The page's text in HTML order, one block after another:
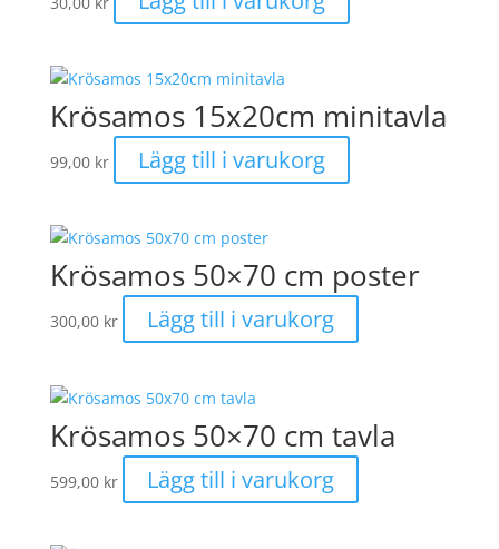
Krösamos 15x20cm minitavla
99,00 kr Lägg till i varukorg
Krösamos 50×70 cm poster
300,00 kr Lägg till i varukorg
Krösamos 50×70 cm tavla
599,00 kr Lägg till i varukorg